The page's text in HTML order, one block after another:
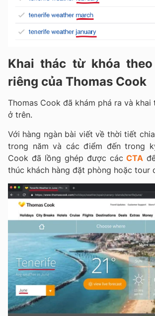
Khai thác từ khóa
riêng của Thomas Cook
Thomas Cook đã khám phá ra và khai
ở trên.
Với hàng ngàn bài viết về thời tiết
trong năm và các điểm đến trong
Cook đã lồng ghép được cácCTA
thúc khách hàng đặt phòng hoặc tour